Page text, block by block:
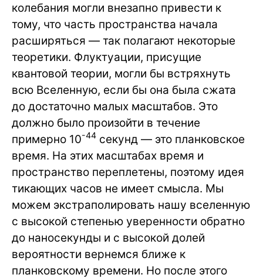
колебания могли внезапно привести к
тому, что часть пространства начала
расширяться — так полагают некоторые
теоретики. Флуктуации, присущие
квантовой теории, могли бы встряхнуть
всю Вселенную, если бы она была сжата
до достаточно малых масштабов. Это
должно было произойти в течение
примерно 10-44 секунд — это планковское
время. На этих масштабах время и
пространство переплетены, поэтому идея
тикающих часов не имеет смысла. Мы
можем экстраполировать нашу вселенную
с высокой степенью уверенности обратно
до наносекунды и с высокой долей
вероятности вернемся ближе к
планковскому времени. Но после этого